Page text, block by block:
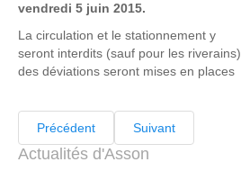
vendredi 5 juin 2015.
La circulation et le stationnement y
seront interdits (sauf pour les riverains),
des déviations seront mises en places
Précédent Suivant
Actualités d'Asson